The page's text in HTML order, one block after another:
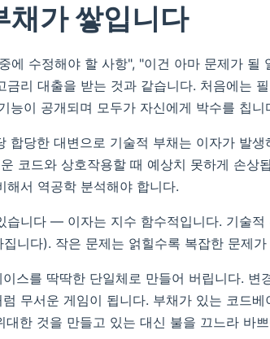
채가 쌓입니다
에 수정해야 할 사항", "이건 아마 문제가
금리 대출을 받는 것과 같습니다. 처음에는
능이 공개되며 모두가 자신에게 박수를 칩니
합당한 대변으로 기술적 부채는 이자가 발
코드와 상호작용할 때 예상치 못하게 손상
해서 역공학 분석해야 합니다.
습니다 — 이자는 지수 함수적입니다. 기술적
니다). 작은 문제는 얽힐수록 복잡한 문제
스를 딱딱한 단일체로 만들어 버립니다. 변
무서운 게임이 됩니다. 부채가 있는 코드
대한 것을 만들고 있는 대신 불을 끄느라 바